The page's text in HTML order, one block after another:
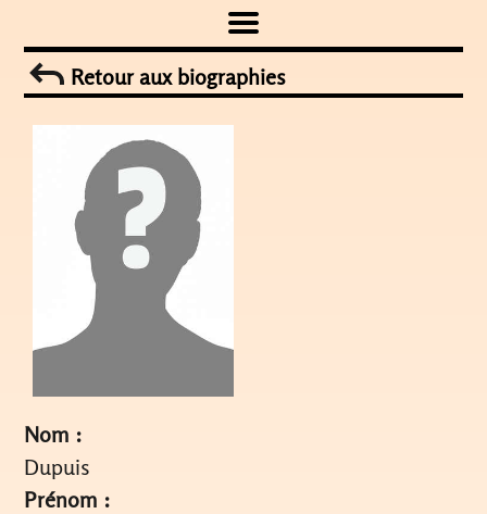
to
contentRetour aux biographies
Nom :
Dupuis
Prénom :